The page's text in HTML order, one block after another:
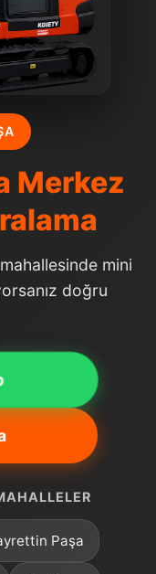
Merkez
mini
doğru
Paşa